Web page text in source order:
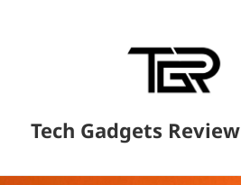
Tech Gadgets Review